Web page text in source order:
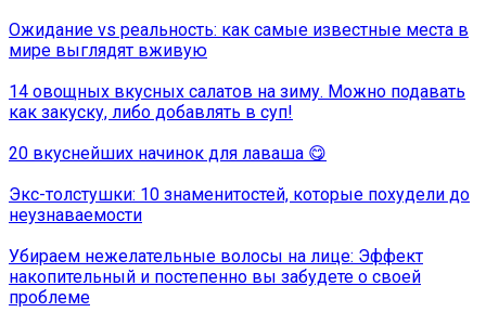
Ожидание vs реальность: как самые известные места в
мире выглядят вживую
14 овощных вкусных салатов на зиму. Можно подавать
как закуску, либо добавлять в суп!
20 вкуснейших начинок для лаваша 😋
Экс-толстушки: 10 знаменитостей, которые похудели до
неузнаваемости
Убираем нежелательные волосы на лице: Эффект
накопительный и постепенно вы забудете о своей
проблеме